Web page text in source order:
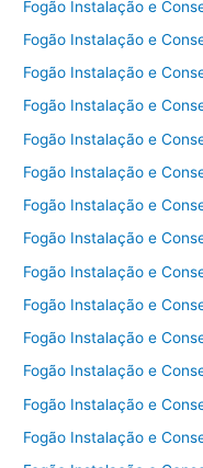
Fogão Instalação e
Fogão Instalação e
Fogão Instalação e
Fogão Instalação e
Fogão Instalação e
Fogão Instalação e
Fogão Instalação e
Fogão Instalação e
Fogão Instalação e
Fogão Instalação e
Fogão Instalação e
Fogão Instalação e
Fogão Instalação e
Fogão Instalação e